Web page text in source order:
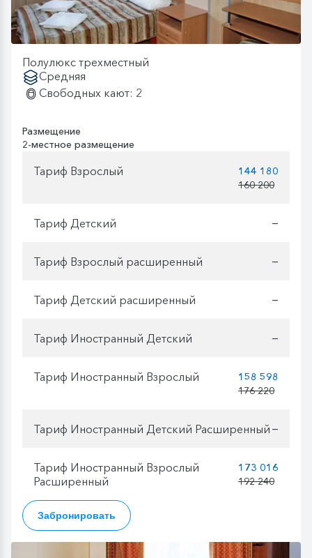
Полулюкс трехместный
Средняя
Свободных кают: 2
Размещение
2-местное размещение
Тариф Взрослый
144 180
160 200
Тариф Детский —
Тариф Взрослый расширенный —
Тариф Детский расширенный —
Тариф Иностранный Детский —
Тариф Иностранный Взрослый
158 598
176 220
Тариф Иностранный Детский Расширенный —
Тариф Иностранный Взрослый
Расширенный
173 016
192 240
Забронировать